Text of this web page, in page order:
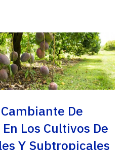
De
Los Cultivos De
Y Subtropicales